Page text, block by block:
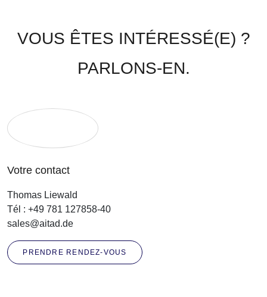
VOUS ÊTES INTÉRESSÉ(E) ?
PARLONS-EN.
Votre contact
Thomas Liewald
Tél : +49 781 127858-40
sales@aitad.de
PRENDRE RENDEZ-VOUS